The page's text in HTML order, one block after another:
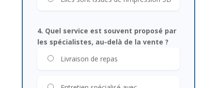
4. Quel service est souvent proposé par
les spécialistes, au-delà de la vente ?
Livraison de repas